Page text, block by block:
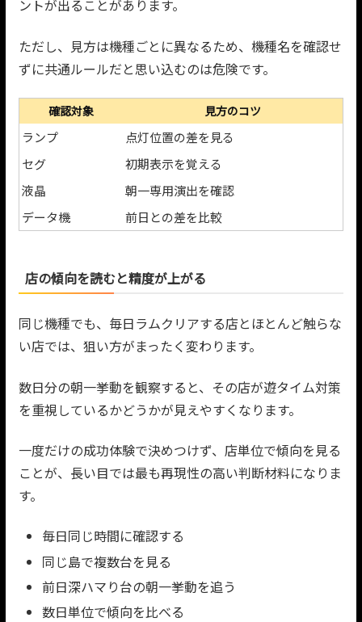
ントが出ることがあります。
ただし、見方は機種ごとに異なるため、機種名を確認せ
ずに共通ルールだと思い込むのは危険です。
確認対象 見方のコツ
ランプ
点灯位置の差を見る
セグ
初期表示を覚える
液晶
朝一専用演出を確認
データ機
前日との差を比較
店の傾向を読むと精度が上がる
同じ機種でも、毎日ラムクリアする店とほとんど触らな
い店では、狙い方がまったく変わります。
数日分の朝一挙動を観察すると、その店が遊タイム対策
を重視しているかどうかが見えやすくなります。
一度だけの成功体験で決めつけず、店単位で傾向を見る
ことが、長い目では最も再現性の高い判断材料になりま
す。
毎日同じ時間に確認する
同じ島で複数台を見る
前日深ハマり台の朝一挙動を追う
数日単位で傾向を比べる